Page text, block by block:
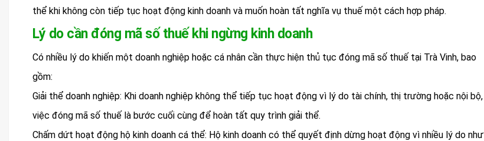
thể khi không còn tiếp tục hoạt động kinh doanh và muốn hoàn tất nghĩa vụ thuế một cách hợp pháp.
Lý do cần đóng mã số thuế khi ngừng kinh doanh
Có nhiều lý do khiến một doanh nghiệp hoặc cá nhân cần thực hiện thủ tục đóng mã số thuế tại Trà Vinh, bao
gồm:
Giải thể doanh nghiệp: Khi doanh nghiệp không thể tiếp tục hoạt động vì lý do tài chính, thị trường hoặc nội bộ,
việc đóng mã số thuế là bước cuối cùng để hoàn tất quy trình giải thể.
Chấm dứt hoạt động hộ kinh doanh cá thể: Hộ kinh doanh có thể quyết định dừng hoạt động vì nhiều lý do như